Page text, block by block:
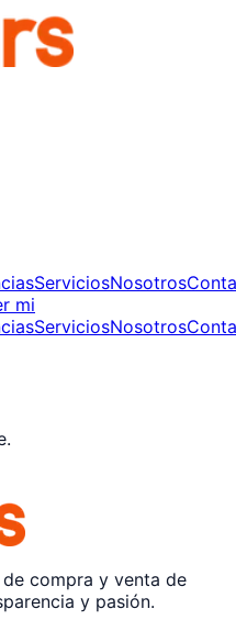
ServiciosNosotros
mi
ServiciosNosotros
compra y venta de
y pasión.